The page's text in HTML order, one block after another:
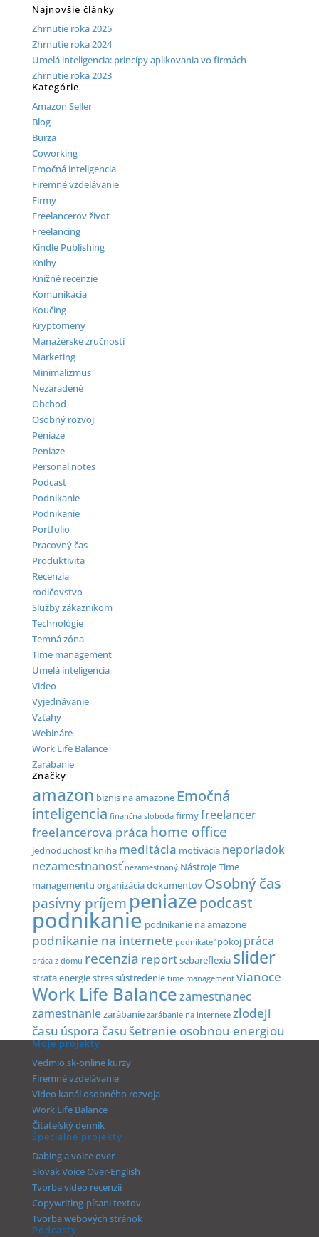
Najnovšie články
Zhrnutie roka 2025
Zhrnutie roka 2024
Umelá inteligencia: princípy aplikovania vo firmách
Zhrnutie roka 2023
Kategórie
Amazon Seller
Blog
Burza
Coworking
Emočná inteligencia
Firemné vzdelávanie
Firmy
Freelancerov život
Freelancing
Kindle Publishing
Knihy
Knižné recenzie
Komunikácia
Koučing
Kryptomeny
Manažérske zručnosti
Marketing
Minimalizmus
Nezaradené
Obchod
Osobný rozvoj
Peniaze
Peniaze
Personal notes
Podcast
Podnikanie
Podnikanie
Portfolio
Pracovný čas
Produktivita
Recenzia
rodičovstvo
Služby zákazníkom
Technológie
Temná zóna
Time management
Umelá inteligencia
Video
Vyjednávanie
Vzťahy
Webináre
Work Life Balance
Zarábanie
Značky
amazon biznis na amazone Emočná
inteligencia finančná sloboda firmyfreelancer
freelancerova práca home office
jednoduchosť kniha meditácia motivácia neporiadok
nezamestnanosť nezamestnaný Nástroje Time
managementu organizácia dokumentov Osobný čas
pasívny príjem peniazepodcast
podnikanie podnikanie na amazone
podnikanie na internete podnikateľ pokoj práca
práca z domu recenzia reportsebareflexia slider
strata energiestressústredenie time management vianoce
Work Life Balancezamestnanec
zamestnaniezarábanie zarábanie na internete zlodeji
času úspora časušetrenie osobnou energiou
Moje projekty
Vedmio.sk-online kurzy
Firemné vzdelávanie
Video kanál osobného rozvoja
Work Life Balance
Čitateľský denník
Špeciálne projekty
Dabing a voice over
Slovak Voice Over-English
Tvorba video recenzií
Copywriting-písani textov
Tvorba webových stránok
Podcasty